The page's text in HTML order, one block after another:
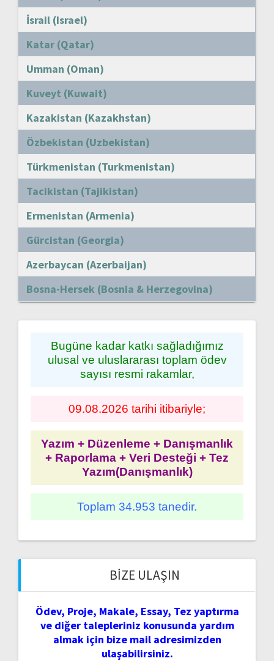
İsrail (Israel)
Katar (Qatar)
Umman (Oman)
Kuveyt (Kuwait)
Kazakistan (Kazakhstan)
Özbekistan (Uzbekistan)
Türkmenistan (Turkmenistan)
Tacikistan (Tajikistan)
Ermenistan (Armenia)
Gürcistan (Georgia)
Azerbaycan (Azerbaijan)
Bosna-Hersek (Bosnia & Herzegovina)
Bugüne kadar katkı sağladığımız
ulusal ve uluslararası toplam ödev
sayısı resmi rakamlar,
09.08.2026 tarihi itibariyle;
Yazım + Düzenleme + Danışmanlık
+ Raporlama + Veri Desteği + Tez
Yazım(Danışmanlık)
Toplam 34.953 tanedir.
BIZE ULAŞIN
Ödev, Proje, Makale, Essay, Tez yaptırma
ve diğer talepleriniz konusunda yardım
almak için bize mail adresimizden
ulaşabilirsiniz.